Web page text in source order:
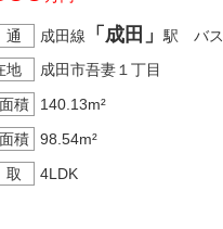
成田線 「成田」駅 バス
地
成田市吾妻１丁目
積
140.13m²
積
98.54m²
4LDK